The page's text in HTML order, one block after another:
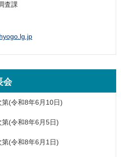
査課
会
(令和8年6月10日)
(令和8年6月5日)
(令和8年6月1日)